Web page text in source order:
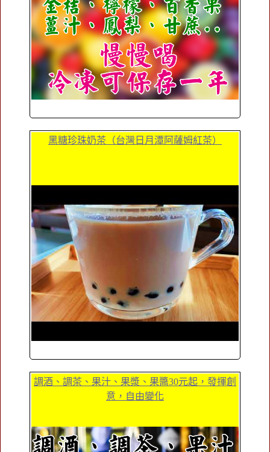
黑糖珍珠奶茶（台灣日月潭阿薩姆紅茶）
調酒、調茶、果汁、果漿、果醬30元起，發揮創
意，自由變化